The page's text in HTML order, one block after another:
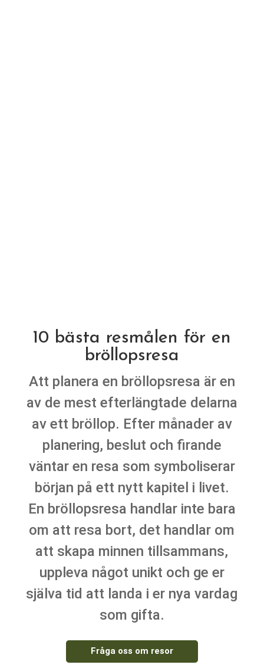
10 bästa resmålen för en
bröllopsresa
Att planera en bröllopsresa är en
av de mest efterlängtade delarna
av ett bröllop. Efter månader av
planering, beslut och firande
väntar en resa som symboliserar
början på ett nytt kapitel i livet.
En bröllopsresa handlar inte bara
om att resa bort, det handlar om
att skapa minnen tillsammans,
uppleva något unikt och ge er
själva tid att landa i er nya vardag
som gifta.
Fråga oss om resor